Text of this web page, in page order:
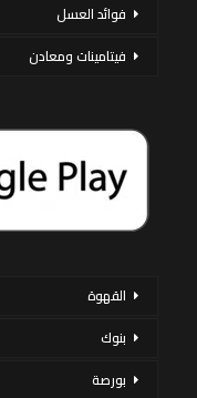
فوائد العسل
فيتامينات ومعادن
القهوة
بنوك
بورصة